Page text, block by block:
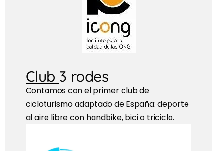
Club 3 rodes
Contamos con el primer club de
cicloturismo adaptado de España: deporte
al aire libre con handbike, bici o triciclo.